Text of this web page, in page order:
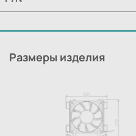
Размеры изделия